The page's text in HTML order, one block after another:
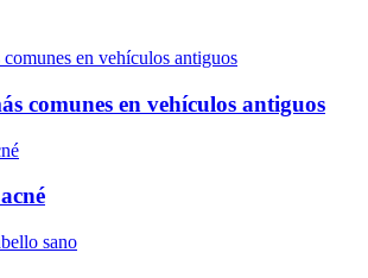
comunes en vehículos antiguos